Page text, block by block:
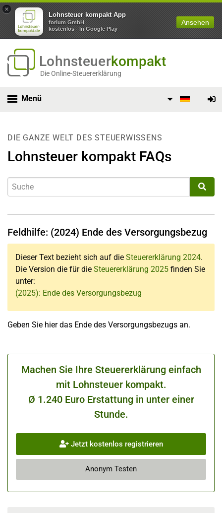
×
Lohnsteuer kompakt App
forium GmbH
kostenlos - In Google Play
Ansehen
Lohnsteuerkompakt
Die Online-Steuererklärung
Menü
DIE GANZE WELT DES STEUERWISSENS
Lohnsteuer kompakt FAQs
Feldhilfe: (2024) Ende des Versorgungsbezug
Dieser Text bezieht sich auf die Steuererklärung 2024.
Die Version die für die Steuererklärung 2025 finden Sie
unter:
(2025): Ende des Versorgungsbezug
Geben Sie hier das Ende des Versorgungsbezugs an.
Machen Sie Ihre Steuererklärung einfach
mit Lohnsteuer kompakt.
Ø 1.240 Euro Erstattung in unter einer
Stunde.
Jetzt kostenlos registrieren
Anonym Testen